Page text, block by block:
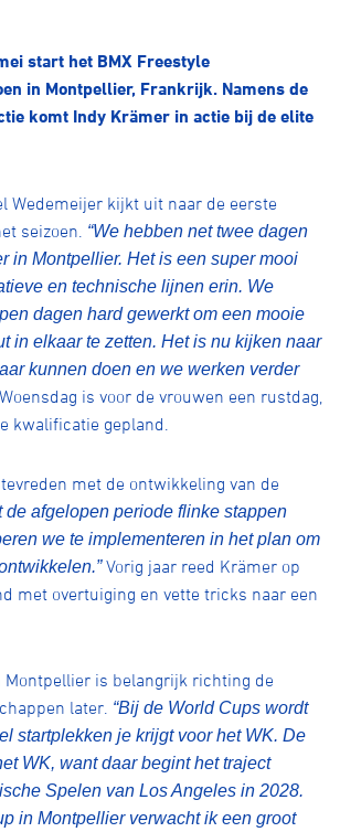
start het BMX Freestyle
in Montpellier, Frankrijk. Namens de
komt Indy Krämer in actie bij de elite
Wedemeijer kijkt uit naar de eerste
seizoen. “We hebben net twee dagen
in Montpellier. Het is een super mooi
en technische lijnen erin. We
dagen hard gewerkt om een mooie
in elkaar te zetten. Het is nu kijken naar
kunnen doen en we werken verder
is voor de vrouwen een rustdag,
kwalificatie gepland.
met de ontwikkeling van de
de afgelopen periode flinke stappen
we te implementeren in het plan om
Vorig jaar reed Krämer op
met overtuiging en vette tricks naar een
Montpellier is belangrijk richting de
later. “Bij de World Cups wordt
startplekken je krijgt voor het WK. De
WK, want daar begint het traject
Spelen van Los Angeles in 2028.
in Montpellier verwacht ik een groot
Biketrial